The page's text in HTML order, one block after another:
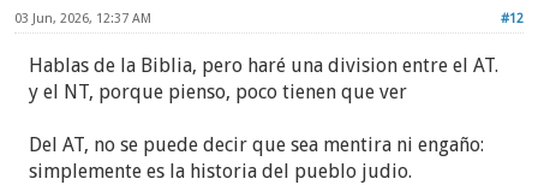
#12
03 Jun, 2026, 12:37 AM
Hablas de la Biblia, pero haré una division entre el AT.
y el NT, porque pienso, poco tienen que ver
Del AT, no se puede decir que sea mentira ni engaño:
simplemente es la historia del pueblo judio.